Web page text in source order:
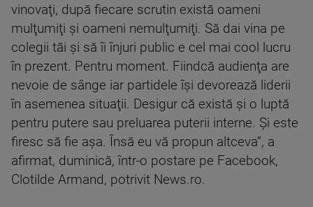
vinovaţi, după fiecare scrutin există oameni
mulţumiţi şi oameni nemulţumiţi. Să dai vina pe
colegii tăi şi să îi înjuri public e cel mai cool lucru
în prezent. Pentru moment. Fiindcă audienţa are
nevoie de sânge iar partidele îşi devorează liderii
în asemenea situaţii. Desigur că există şi o luptă
pentru putere sau preluarea puterii interne. Şi este
firesc să fie aşa. Însă eu vă propun altceva”, a
afirmat, duminică, într-o postare pe Facebook,
Clotilde Armand, potrivit News.ro.